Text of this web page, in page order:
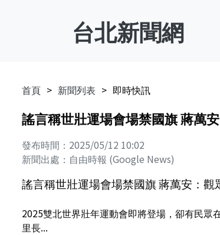
台北新聞網
首頁 新聞列表 即時快訊
謠言稱世壯運場會場禁國旗 蔣萬
發布時間：2025/05/12 10:02
新聞出處：自由時報 (Google News)
謠言稱世壯運場會場禁國旗 蔣萬安：觀
2025雙北世界壯年運動會即將登場，卻有民
里長...